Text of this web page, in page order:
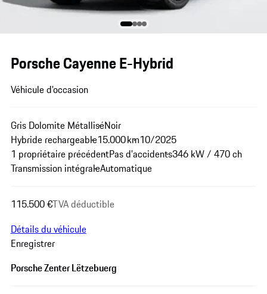
Porsche Cayenne E-Hybrid
Véhicule d'occasion
Gris Dolomite MétalliséNoir
Hybride rechargeable15.000 km10/2025
1 propriétaire précédentPas d'accidents346 kW / 470 ch
Transmission intégraleAutomatique
115.500 €TVA déductible
Détails du véhicule
Enregistrer
Porsche Zenter Lëtzebuerg